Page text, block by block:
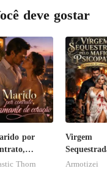
deve gostar
por
de
Thorn
Virgem
pelo
Armotizei